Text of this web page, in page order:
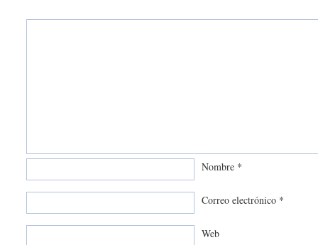
Nombre *
Correo electrónico *
Web